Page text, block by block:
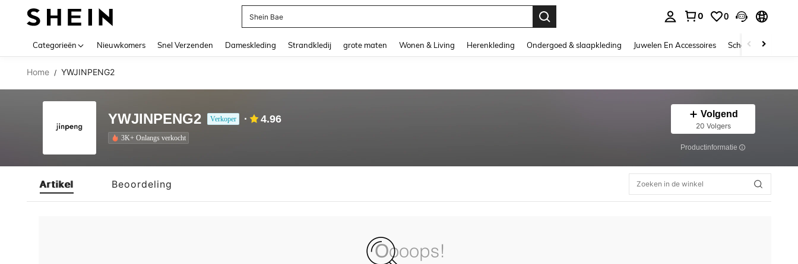
Shein Bae
0 0
Categorieën Nieuwkomers Snel Verzenden Dameskleding Strandkledij grote maten Wonen & Living Herenkleding Ondergoed & slaapkleding Juwelen En Accessoires Schoonheid &
Home / YWJINPENG2
YWJINPENG2 Verkoper 4.96
3K+ Onlangs verkocht
Volgend
20 Volgers
Productinformatie
Artikel Beoordeling